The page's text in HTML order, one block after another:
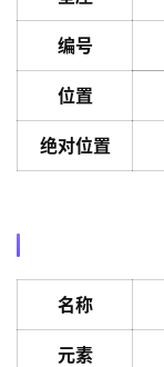
编号
位置
绝对位置
名称
元素